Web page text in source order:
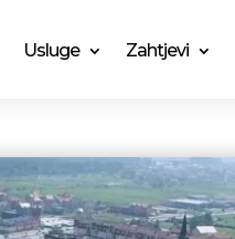
Usluge Zahtjevi